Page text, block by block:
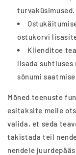
turvaküsimused.
ostukorvi
Klienditoe
lisada suhtluses
sõnumi
Mõned teenuste
esitaksite meile
valida, et seda
takistada teil
nendele